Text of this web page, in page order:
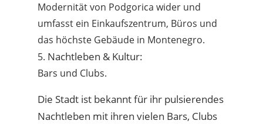
Modernität von Podgorica wider und
umfasst ein Einkaufszentrum, Büros und
das höchste Gebäude in Montenegro.
5. Nachtleben & Kultur:
Bars und Clubs.
Die Stadt ist bekannt für ihr pulsierendes
Nachtleben mit ihren vielen Bars, Clubs